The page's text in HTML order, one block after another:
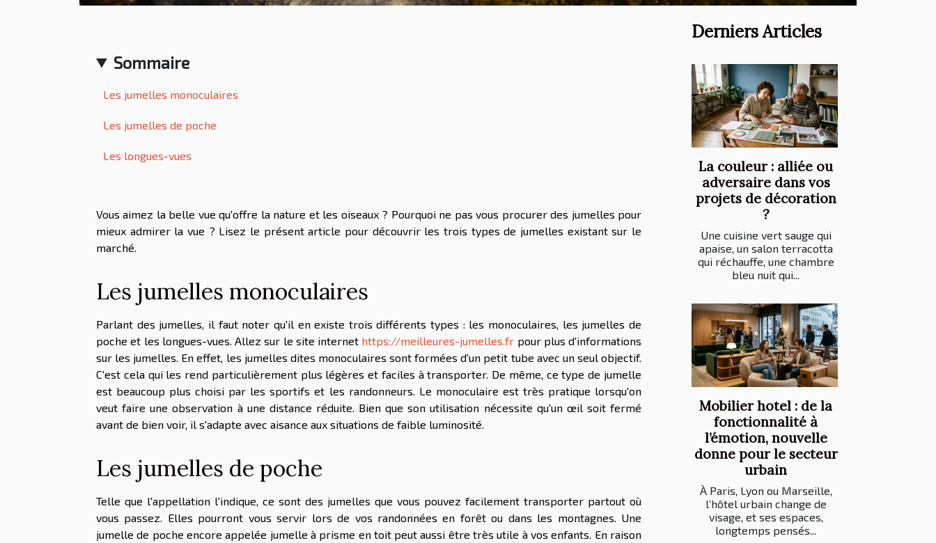
Sommaire
Les jumelles monoculaires
Les jumelles de poche
Les longues-vues
Vous aimez la belle vue qu'offre la nature et les oiseaux ? Pourquoi ne pas vous procurer des jumelles pour
mieux admirer la vue ? Lisez le présent article pour découvrir les trois types de jumelles existant sur le
marché.
Les jumelles monoculaires
Parlant des jumelles, il faut noter qu'il en existe trois différents types : les monoculaires, les jumelles de
poche et les longues-vues. Allez sur le site internet https://meilleures-jumelles.fr pour plus d'informations
sur les jumelles. En effet, les jumelles dites monoculaires sont formées d'un petit tube avec un seul objectif.
C'est cela qui les rend particulièrement plus légères et faciles à transporter. De même, ce type de jumelle
est beaucoup plus choisi par les sportifs et les randonneurs. Le monoculaire est très pratique lorsqu'on
veut faire une observation à une distance réduite. Bien que son utilisation nécessite qu'un œil soit fermé
avant de bien voir, il s'adapte avec aisance aux situations de faible luminosité.
Les jumelles de poche
Telle que l'appellation l'indique, ce sont des jumelles que vous pouvez facilement transporter partout où
vous passez. Elles pourront vous servir lors de vos randonnées en forêt ou dans les montagnes. Une
jumelle de poche encore appelée jumelle à prisme en toit peut aussi être très utile à vos enfants. En raison
Derniers Articles
La couleur : alliée ou
adversaire dans vos
projets de décoration
?
Une cuisine vert sauge qui
apaise, un salon terracotta
qui réchauffe, une chambre
bleu nuit qui...
Mobilier hotel : de la
fonctionnalité à
l’émotion, nouvelle
donne pour le secteur
urbain
À Paris, Lyon ou Marseille,
l’hôtel urbain change de
visage, et ses espaces,
longtemps pensés...